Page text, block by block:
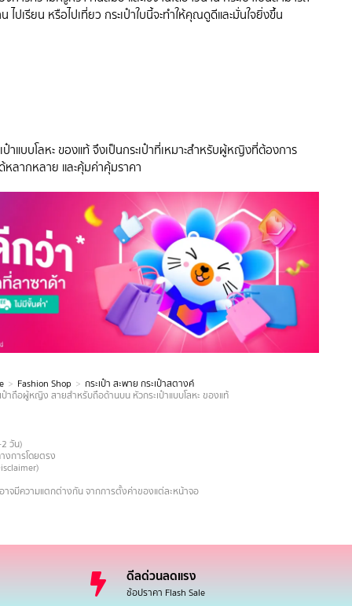
ไปเรียน หรือไปเที่ยว กระเป๋าใบนี้จะทำให้คุณดูดีและมั่นใจยิ่งขึ้น
าแบบโลหะ ของแท้ จึงเป็นกระเป๋าที่เหมาะสำหรับผู้หญิงที่ต้องการ
หลากหลาย และคุ้มค่าคุ้มราคา
Fashion Shop
กระเป๋า สะพาย กระเป๋าสตางค์
ป๋าถือผู้หญิง สายสำหรับถือด้านบน หัวกระเป๋าแบบโลหะ ของแท้
วัน)
การโดยตรง
จมีความแตกต่างกัน จากการตั้งค่าของแต่ละหน้าจอ
ดีลด่วนลดแรง
ช้อปราคา Flash Sale